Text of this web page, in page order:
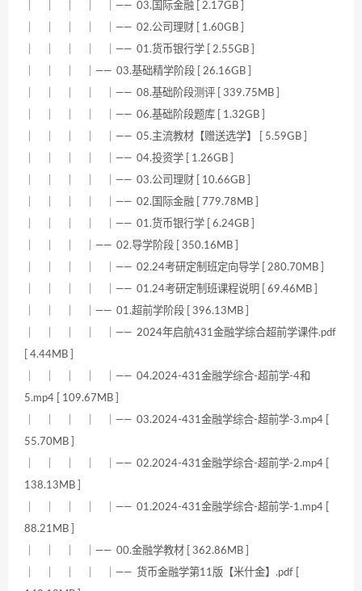
｜ ｜ ｜ ｜ ｜—— 03.国际金融 [ 2.17GB ]
｜ ｜ ｜ ｜ ｜—— 02.公司理财 [ 1.60GB ]
｜ ｜ ｜ ｜ ｜—— 01.货币银行学 [ 2.55GB ]
｜ ｜ ｜ ｜—— 03.基础精学阶段 [ 26.16GB ]
｜ ｜ ｜ ｜ ｜—— 08.基础阶段测评 [ 339.75MB ]
｜ ｜ ｜ ｜ ｜—— 06.基础阶段题库 [ 1.32GB ]
｜ ｜ ｜ ｜ ｜—— 05.主流教材【赠送选学】 [ 5.59GB ]
｜ ｜ ｜ ｜ ｜—— 04.投资学 [ 1.26GB ]
｜ ｜ ｜ ｜ ｜—— 03.公司理财 [ 10.66GB ]
｜ ｜ ｜ ｜ ｜—— 02.国际金融 [ 779.78MB ]
｜ ｜ ｜ ｜ ｜—— 01.货币银行学 [ 6.24GB ]
｜ ｜ ｜ ｜—— 02.导学阶段 [ 350.16MB ]
｜ ｜ ｜ ｜ ｜—— 02.24考研定制班定向导学 [ 280.70MB ]
｜ ｜ ｜ ｜ ｜—— 01.24考研定制班课程说明 [ 69.46MB ]
｜ ｜ ｜ ｜—— 01.超前学阶段 [ 396.13MB ]
｜ ｜ ｜ ｜ ｜—— 2024年启航431金融学综合超前学课件.pdf
[ 4.44MB ]
｜ ｜ ｜ ｜ ｜—— 04.2024-431金融学综合-超前学-4和
5.mp4 [ 109.67MB ]
｜ ｜ ｜ ｜ ｜—— 03.2024-431金融学综合-超前学-3.mp4 [
55.70MB ]
｜ ｜ ｜ ｜ ｜—— 02.2024-431金融学综合-超前学-2.mp4 [
138.13MB ]
｜ ｜ ｜ ｜ ｜—— 01.2024-431金融学综合-超前学-1.mp4 [
88.21MB ]
｜ ｜ ｜ ｜—— 00.金融学教材 [ 362.86MB ]
｜ ｜ ｜ ｜ ｜—— 货币金融学第11版【米什金】.pdf [